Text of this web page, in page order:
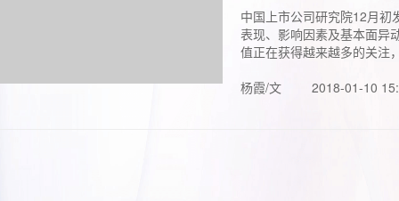
中国上市公司研究院12月初
表现、影响因素及基本面异
值正在获得越来越多的关注
杨霞/文
2018-01-10